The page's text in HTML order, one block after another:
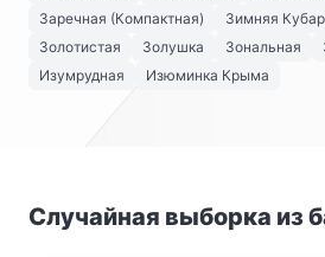
Заречная (Компактная)
Зимняя
Золотистая
Золушка Зональная
Изумрудная
Изюминка Крыма
Случайная выборка из